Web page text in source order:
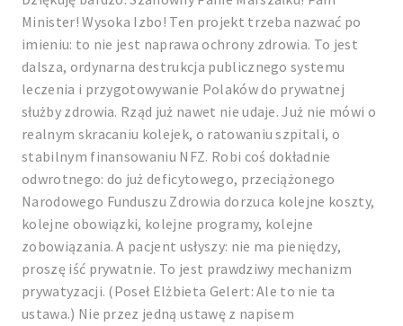
Minister! Wysoka Izbo! Ten projekt trzeba nazwać po
imieniu: to nie jest naprawa ochrony zdrowia. To jest
dalsza, ordynarna destrukcja publicznego systemu
leczenia i przygotowywanie Polaków do prywatnej
służby zdrowia. Rząd już nawet nie udaje. Już nie mówi o
realnym skracaniu kolejek, o ratowaniu szpitali, o
stabilnym finansowaniu NFZ. Robi coś dokładnie
odwrotnego: do już deficytowego, przeciążonego
Narodowego Funduszu Zdrowia dorzuca kolejne koszty,
kolejne obowiązki, kolejne programy, kolejne
zobowiązania. A pacjent usłyszy: nie ma pieniędzy,
proszę iść prywatnie. To jest prawdziwy mechanizm
prywatyzacji. (Poseł Elżbieta Gelert: Ale to nie ta
ustawa.) Nie przez jedną ustawę z napisem